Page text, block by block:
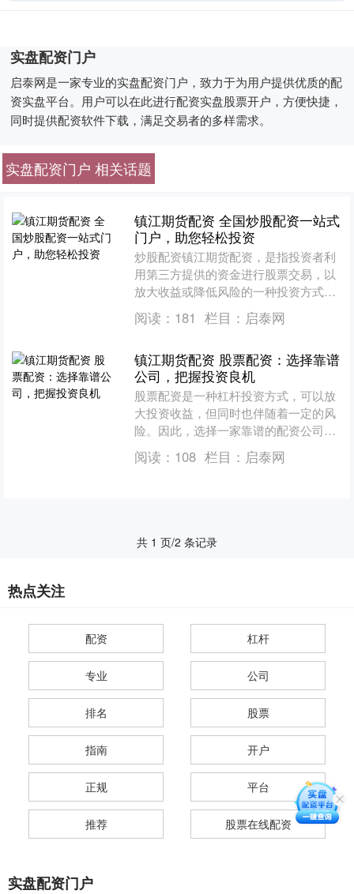
实盘配资门户
启泰网是一家专业的实盘配资门户，致力于为用户提供优质的配
资实盘平台。用户可以在此进行配资实盘股票开户，方便快捷，
同时提供配资软件下载，满足交易者的多样需求。
实盘配资门户 相关话题
镇江期货配资 全国炒股配资一站式
门户，助您轻松投资
炒股配资镇江期货配资，是指投资者利
用第三方提供的资金进行股票交易，以
放大收益或降低风险的一种投资方式。
全国炒股配资一站式门户应运而生，为
投资者提供便捷、安全的配....
阅读： 181 栏目： 启泰网
镇江期货配资 股票配资：选择靠谱
公司，把握投资良机
股票配资是一种杠杆投资方式，可以放
大投资收益，但同时也伴随着一定的风
险。因此，选择一家靠谱的配资公司至
关重要。 * **高收益：**杠杆放大投资资
金，可大幅提高....
阅读： 108 栏目： 启泰网
共 1 页/2 条记录
热点关注
配资 杠杆
专业 公司
排名 股票
指南 开户
正规 平台
推荐 股票在线配资
实盘配资门户